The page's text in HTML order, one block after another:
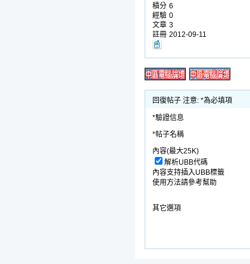
積分 6
經驗 0
文章 3
註冊 2012-09-11
回復帖子 注意: *為必填項
*驗證信息
*帖子名稱
內容(最大25K)
解析UBB代碼
內容支持插入UBB標籤
使用方法請參考幫助
其它選項